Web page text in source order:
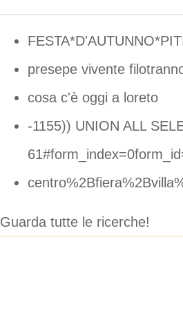
presepe vivente
cosa c'è oggi a loreto
-1155)) UNION ALL
Guarda tutte le ricerche!